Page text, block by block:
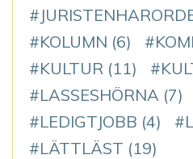
KOLUMN (6)
KULTUR (11)
LASSESHÖRNA (7)
LEDIGTJOBB (4)
LÄTTLÄST (19)